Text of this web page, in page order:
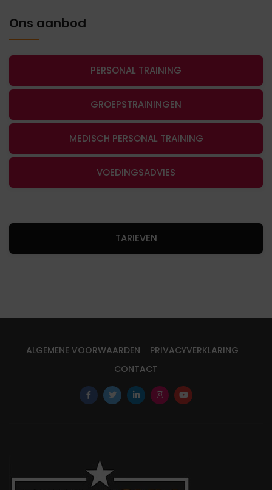
Ons aanbod
PERSONAL TRAINING
GROEPSTRAININGEN
MEDISCH PERSONAL TRAINING
VOEDINGSADVIES
TARIEVEN
ALGEMENE VOORWAARDEN
PRIVACYVERKLARING
CONTACT